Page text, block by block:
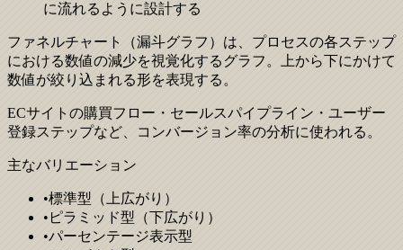
に流れるように設計する
ファネルチャート（漏斗グラフ）は、プロセスの各ステップ
における数値の減少を視覚化するグラフ。上から下にかけて
数値が絞り込まれる形を表現する。
ECサイトの購買フロー・セールスパイプライン・ユーザー
登録ステップなど、コンバージョン率の分析に使われる。
主なバリエーション
•標準型（上広がり）
• ピラミッド型（下広がり）
•パーセンテージ表示型